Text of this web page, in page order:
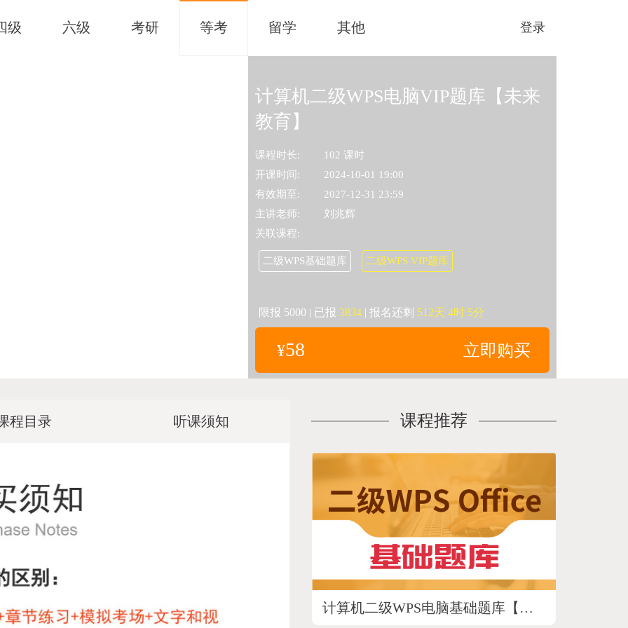
级 六级 考研 等考 留学 其他 登录
计算机二级WPS电脑VIP题库【未来
教育】
课程时长:
102 课时
开课时间:
2024-10-01 19:00
有效期至:
2027-12-31 23:59
主讲老师:
刘兆辉
关联课程:
二级WPS基础题库 二级WPS VIP题库
限报 5000 | 已报 3834 | 报名还剩 512天 4时 5分
¥58 立即购买
程目录 听课须知 课程推荐
计算机二级WPS电脑基础题库【未来教育】